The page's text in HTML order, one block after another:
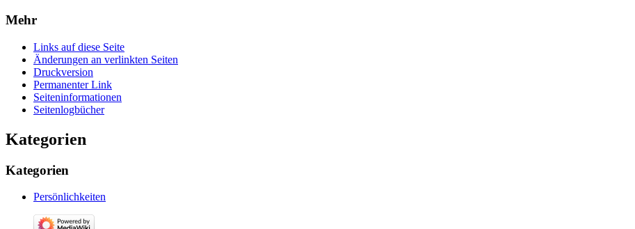
Mehr
Links auf diese Seite
Änderungen an verlinkten Seiten
Druckversion
Permanenter Link
Seiten­­informationen
Seitenlogbücher
Kategorien
Kategorien
Persönlichkeiten